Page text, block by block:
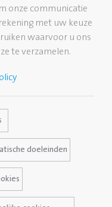
onze communicatie
met uw keuze
waarvoor u ons
te verzamelen.
doeleinden